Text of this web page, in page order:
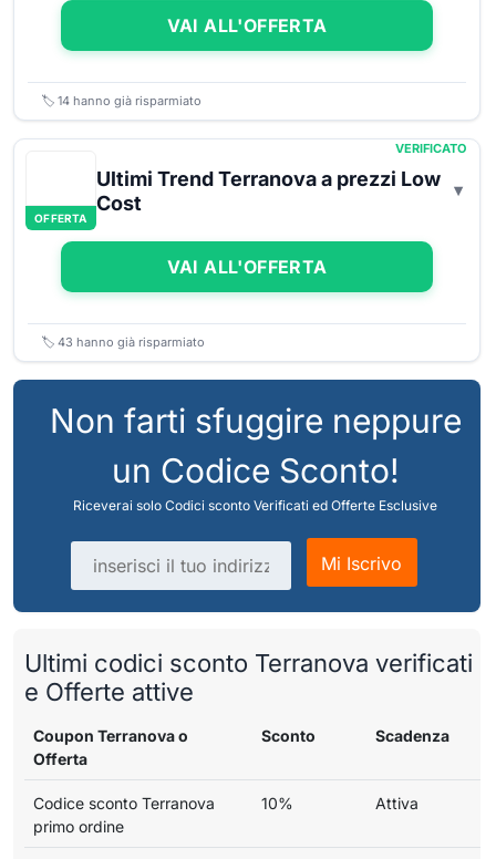
VAI ALL'OFFERTA
🏷️ 14 hanno già risparmiato
OFFERTA
VERIFICATO
Ultimi Trend Terranova a prezzi Low
Cost
VAI ALL'OFFERTA
🏷️ 43 hanno già risparmiato
Non farti sfuggire neppure
un Codice Sconto!
Riceverai solo Codici sconto Verificati ed Offerte Esclusive
Indirizzo email
Mi Iscrivo
Ultimi codici sconto Terranova verificati
e Offerte attive
Coupon Terranova o
Offerta
Sconto Scadenza
Codice sconto Terranova
primo ordine
10% Attiva